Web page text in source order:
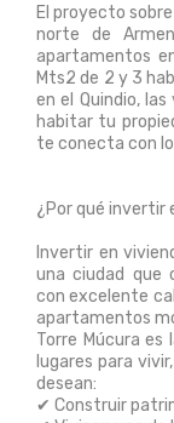
El proyecto
norte de
apartamentos
Mts2 de 2 y 3
en el Quindio,
habitar tu
te conecta con
¿Por qué invertir
Invertir en
una ciudad que
con excelente
apartamentos
Torre Múcura
lugares para
desean:
✔ Construir